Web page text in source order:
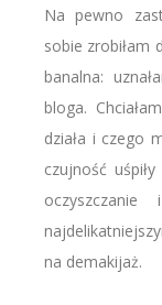
Na pewno
sobie zrobiłam
banalna:
bloga.
działa i czego
czujność
na demakijaż.